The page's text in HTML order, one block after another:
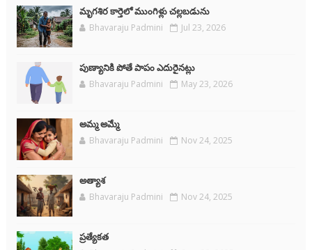
మృగశిర కార్తెలో ముంగిళ్లు చల్లబడును
Bhavaraju Padmini Jul 23, 2026
పుణ్యానికి పోతే పాపం ఎదురైనట్లు
Bhavaraju Padmini May 23, 2026
అమ్మ అమ్మే
Bhavaraju Padmini Nov 24, 2025
అత్యాశ
Bhavaraju Padmini Nov 24, 2025
ప్రత్యేకత